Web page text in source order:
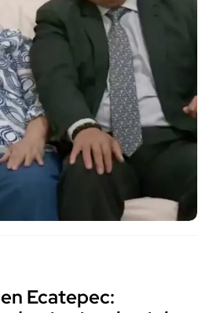
Ecatepec: